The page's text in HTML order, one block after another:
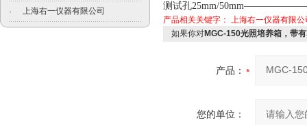
· 上海右一仪器有限公司 测试孔25mm/
产品相关关键字： 上海右一仪器有限公
如果你对MGC-150光照培养箱，带
产品：
您的单位：